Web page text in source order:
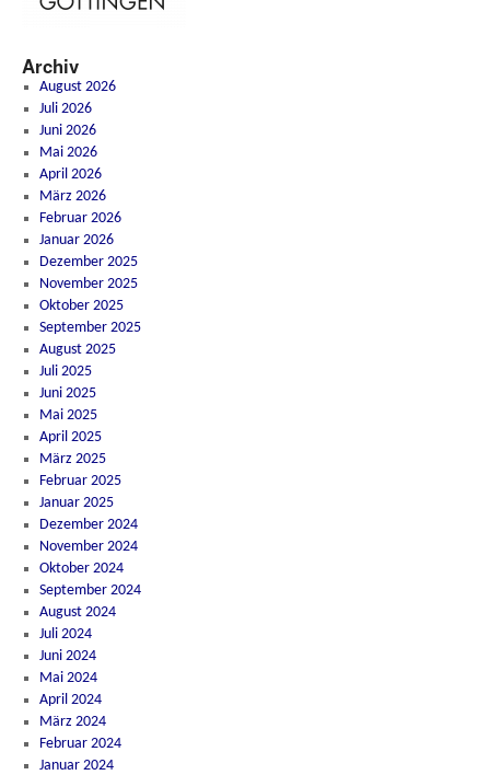
Archiv
August 2026
Juli 2026
Juni 2026
Mai 2026
April 2026
März 2026
Februar 2026
Januar 2026
Dezember 2025
November 2025
Oktober 2025
September 2025
August 2025
Juli 2025
Juni 2025
Mai 2025
April 2025
März 2025
Februar 2025
Januar 2025
Dezember 2024
November 2024
Oktober 2024
September 2024
August 2024
Juli 2024
Juni 2024
Mai 2024
April 2024
März 2024
Februar 2024
Januar 2024